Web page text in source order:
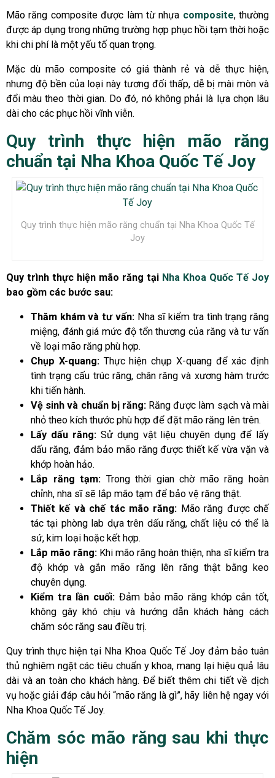
Mão răng composite được làm từ nhựa composite, thường
được áp dụng trong những trường hợp phục hồi tạm thời hoặc
khi chi phí là một yếu tố quan trọng.
Mặc dù mão composite có giá thành rẻ và dễ thực hiện,
nhưng độ bền của loại này tương đối thấp, dễ bị mài mòn và
đổi màu theo thời gian. Do đó, nó không phải là lựa chọn lâu
dài cho các phục hồi vĩnh viễn.
Quy trình thực hiện mão răng
chuẩn tại Nha Khoa Quốc Tế Joy
Quy trình thực hiện mão răng chuẩn tại Nha Khoa Quốc Tế
Joy
Quy trình thực hiện mão răng tại Nha Khoa Quốc Tế Joy
bao gồm các bước sau:
Thăm khám và tư vấn:Nha sĩ kiểm tra tình trạng răng
miệng, đánh giá mức độ tổn thương của răng và tư vấn
về loại mão răng phù hợp.
Chụp X-quang:Thực hiện chụp X-quang để xác định
tình trạng cấu trúc răng, chân răng và xương hàm trước
khi tiến hành.
Vệ sinh và chuẩn bị răng:Răng được làm sạch và mài
nhỏ theo kích thước phù hợp để đặt mão răng lên trên.
Lấy dấu răng:Sử dụng vật liệu chuyên dụng để lấy
dấu răng, đảm bảo mão răng được thiết kế vừa vặn và
khớp hoàn hảo.
Lắp răng tạm: Trong thời gian chờ mão răng hoàn
chỉnh, nha sĩ sẽ lắp mão tạm để bảo vệ răng thật.
Thiết kế và chế tác mão răng: Mão răng được chế
tác tại phòng lab dựa trên dấu răng, chất liệu có thể là
sứ, kim loại hoặc kết hợp.
Lắp mão răng: Khi mão răng hoàn thiện, nha sĩ kiểm tra
độ khớp và gắn mão răng lên răng thật bằng keo
chuyên dụng.
Kiểm tra lần cuối: Đảm bảo mão răng khớp cắn tốt,
không gây khó chịu và hướng dẫn khách hàng cách
chăm sóc răng sau điều trị.
Quy trình thực hiện tại Nha Khoa Quốc Tế Joy đảm bảo tuân
thủ nghiêm ngặt các tiêu chuẩn y khoa, mang lại hiệu quả lâu
dài và an toàn cho khách hàng. Để biết thêm chi tiết về dịch
vụ hoặc giải đáp câu hỏi “mão răng là gì”, hãy liên hệ ngay với
Nha Khoa Quốc Tế Joy.
Chăm sóc mão răng sau khi thực
hiện